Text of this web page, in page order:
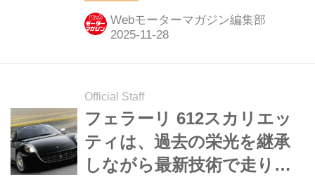
リ カリフォルニアだ。
Webモーターマガジン編集部
Official Staff
フェラーリ 612スカリエッ
ティは、過去の栄光を継承
しながら最新技術で走りを